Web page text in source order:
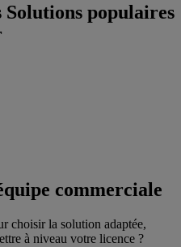
Solutions populaires
commerciale
choisir la solution adaptée,
à niveau votre licence ?